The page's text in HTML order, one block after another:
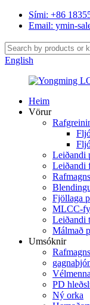
Sími: +86
Email: ymin-
English
Heim
Vörur
Leiðandi
Leiðandi
Fjöllaga
MLCC-
Leiðandi
Málmað
Umsóknir
PD
Ný orka